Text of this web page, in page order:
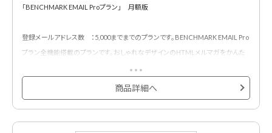
「BENCHMARK EMAIL Proプラン」 月額版
登録メールアドレス数 ：5,000までまでのプランです。BENCHMARK EMAIL Pro
プラン全機能搭載のプランです。おしゃれなデザインのHTMLメルマガをかんた
んに作成・配信・効果測定できるメール配信サービスです。
500種類以上のメルマガ用デザインテンプレートが用意されており、プロのデザ
イナーが作成したHTMLメールデザインテンプレートでメール配信システムをは
商品詳細へ